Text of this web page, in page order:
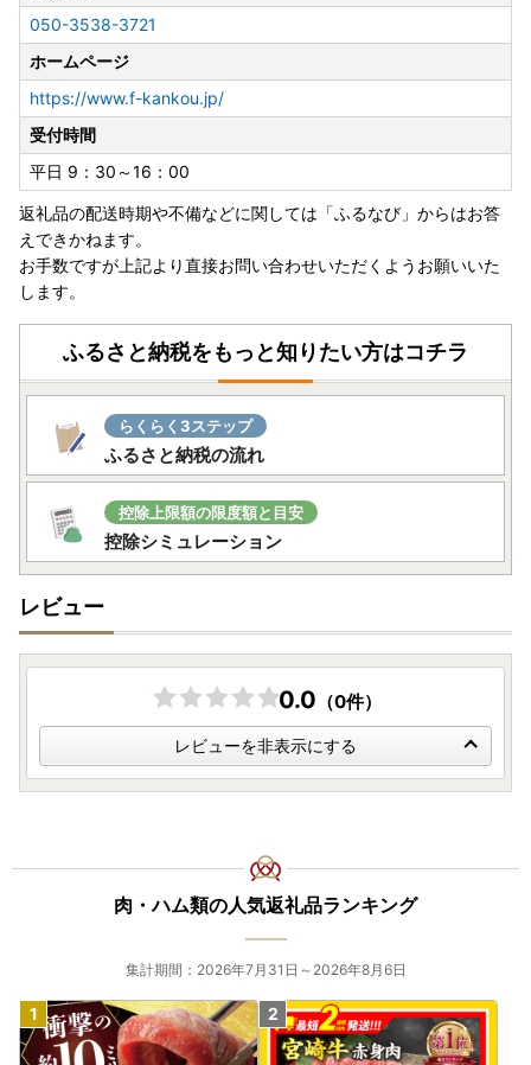
050-3538-3721
ホームページ
https://www.f-kankou.jp/
受付時間
平日 9：30～16：00
返礼品の配送時期や不備などに関しては「ふるなび」からはお答
えできかねます。
お手数ですが上記より直接お問い合わせいただくようお願いいた
します。
ふるさと納税をもっと知りたい方はコチラ
らくらく3ステップ
ふるさと納税の流れ
控除上限額の限度額と目安
控除シミュレーション
レビュー
0.0 （0件）
レビューを非表示にする
肉・ハム類の人気返礼品ランキング
集計期間：2026年7月31日～2026年8月6日